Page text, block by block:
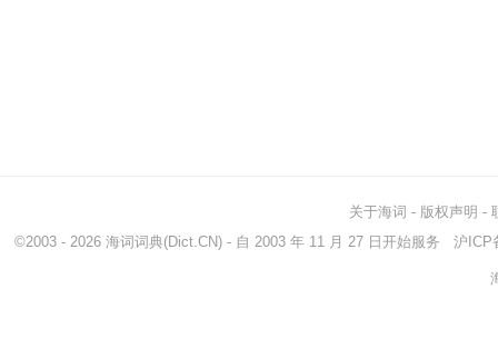
关于海词 - 版权声明 -
©2003 - 2026 海词词典(Dict.CN) - 自 2003 年 11 月 27 日开始服务 沪ICP